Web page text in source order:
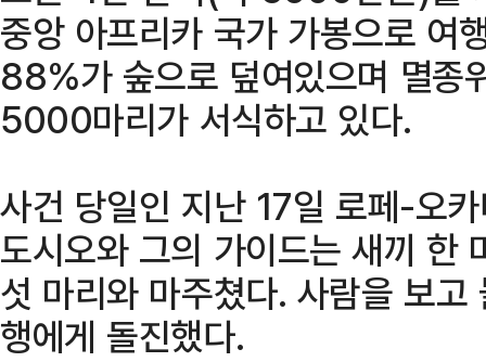
중앙 아프리카 국가 가봉으로 여
88%가 숲으로 덮여있으며 멸종
5000마리가 서식하고 있다.
사건 당일인 지난 17일 로페-오
도시오와 그의 가이드는 새끼 한
섯 마리와 마주쳤다. 사람을 보
행에게 돌진했다.